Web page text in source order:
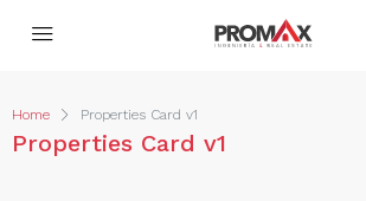
Home Properties Card v1
Properties Card v1